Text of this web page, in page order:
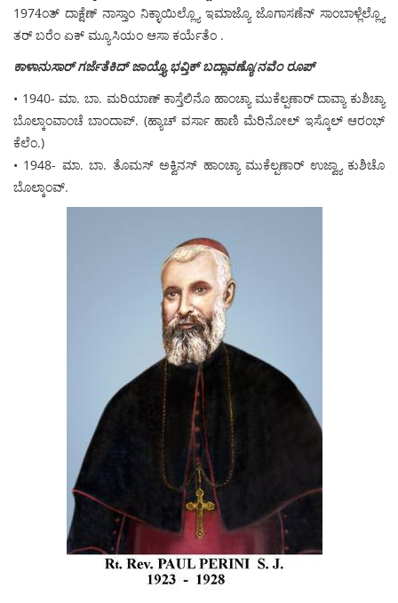
1974ಂತ್ ದಾಕ್ಷೆಣ್ ನಾಸ್ತಾಂ ನಿಕ್ಳಾಯಿಲ್ಲ್ಯೊ ಇಮಾಜ್ಯೊ ಜೊಗಾಸಣೆನ್ ಸಾಂಬಾಳ್ಲೆಲ್ಲ್ಯೊ
ತರ್ ಬರೆಂ ಏಕ್ ಮ್ಯೂಸಿಯಂ ಆಸಾ ಕರ್ಯೆತೆಂ .
ಕಾಳಾನುಸಾರ್ ಗರ್ಜೆತೆಕಿದ್ ಜಾಯ್ತ್ಯೊ ಭವ್ತಿಕ್ ಬದ್ಲಾವಣ್ಯೊ/ನವೆಂ ರೂಪ್
• 1940- ಮಾ. ಬಾ. ಮರಿಯಾಣ್ ಕಾಸ್ತೆಲಿನೊ ಹಾಂಚ್ಯಾ ಮುಕೆಲ್ಪಣಾರ್ ದಾವ್ಯಾ ಕುಶಿಚ್ಯಾ
ಬೊಲ್ಕಾಂವಾಂಚೆ ಬಾಂದಾಪ್. (ಹ್ಯಾಚ್ ವರ್ಸಾ ಹಾಣಿ ಮೆರಿನೋಲ್ ಇಸ್ಕೊಲ್ ಆರಂಭ್
ಕೆಲೆಂ.)
• 1948- ಮಾ. ಬಾ. ತೊಮಸ್ ಅಕ್ವಿನಸ್ ಹಾಂಚ್ಯಾ ಮುಕೆಲ್ಪಣಾರ್ ಉಜ್ವ್ಯಾ ಕುಶಿಚೊ
ಬೊಲ್ಕಾಂವ್.